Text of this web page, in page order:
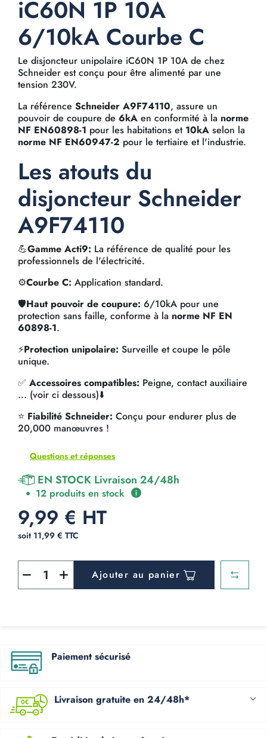
iC60N 1P 10A
6/10kA Courbe C
Le disjoncteur unipolaire iC60N 1P 10A de chez
Schneider est conçu pour être alimenté par une
tension 230V.
La référence Schneider A9F74110, assure un
pouvoir de coupure de 6kA en conformité à la norme
NF EN60898-1 pour les habitations et 10kA selon la
norme NF EN60947-2 pour le tertiaire et l'industrie.
Les atouts du
disjoncteur Schneider
A9F74110
💪Gamme Acti9: La référence de qualité pour les
professionnels de l'électricité.
⚙️Courbe C: Application standard.
🛡️Haut pouvoir de coupure: 6/10kA pour une
protection sans faille, conforme à la norme NF EN
60898-1.
⚡Protection unipolaire: Surveille et coupe le pôle
unique.
✅ Accessoires compatibles: Peigne, contact auxiliaire
... (voir ci dessous)⬇️
⭐ Fiabilité Schneider: Conçu pour endurer plus de
20,000 manœuvres !
Questions et réponses
EN STOCK Livraison 24/48h
12 produits en stock
9,99 € HT
soit 11,99 € TTC
Ajouter au panier
Paiement sécurisé
Livraison gratuite en 24/48h*